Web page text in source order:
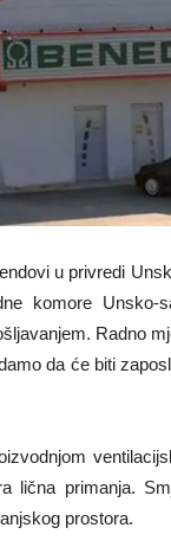
u privredi
komore
Radno
da će biti
lična primanja.
prostora.